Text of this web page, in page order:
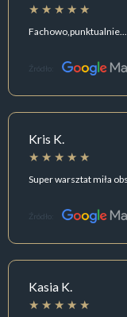
Źródło:
Kris K.
Super warsztat miła
Źródło:
Kasia K.